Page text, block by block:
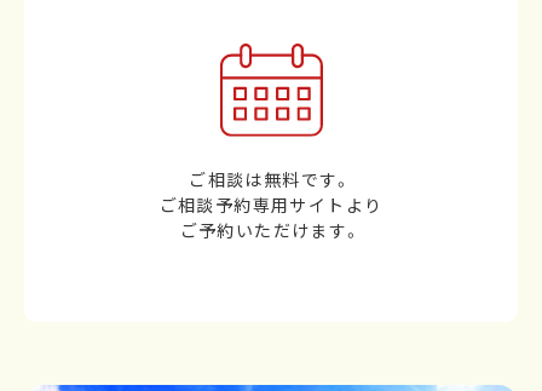
ご相談は無料です。
ご相談予約専用サイトより
ご予約いただけます。